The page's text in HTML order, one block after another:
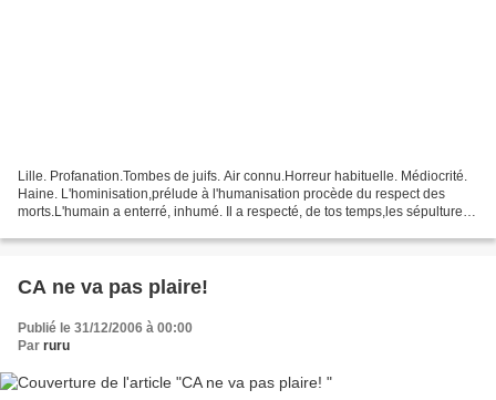
Lille. Profanation.Tombes de juifs. Air connu.Horreur habituelle. Médiocrité.
Haine. L'hominisation,prélude à l'humanisation procède du respect des
morts.L'humain a enterré, inhumé. Il a respecté, de tos temps,les sépultures.
CA ne va pas plaire!
Publié le 31/12/2006 à 00:00
Par ruru